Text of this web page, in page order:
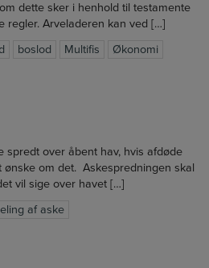
dette sker i henhold til testamente
regler. Arveladeren kan ved […]
boslod Multifis
Økonomi
spredt over åbent hav, hvis afdøde
om det. Askespredningen skal
vil sige over havet […]
af aske